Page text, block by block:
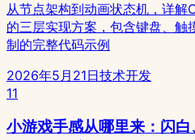
从节点架构到动画状态机，详
的三层实现方案，包含键盘、触
制的完整代码示例
2026年5月21日技术开发
11
小游戏手感从哪里来：闪